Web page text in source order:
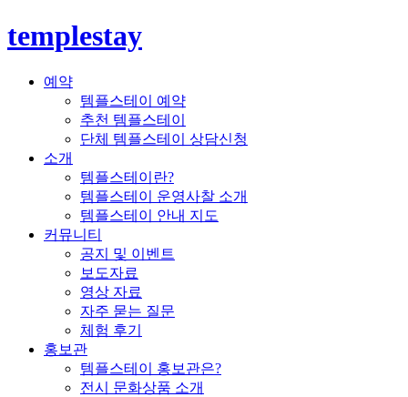
templestay
예약
템플스테이 예약
추천 템플스테이
단체 템플스테이 상담신청
소개
템플스테이란?
템플스테이 운영사찰 소개
템플스테이 안내 지도
커뮤니티
공지 및 이벤트
보도자료
영상 자료
자주 묻는 질문
체험 후기
홍보관
템플스테이 홍보관은?
전시 문화상품 소개